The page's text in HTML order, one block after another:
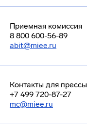
Приемная комиссия
8 800 600-56-89
abit@miee.ru
Контакты для прессы
+7 499 720-87-27
mc@miee.ru